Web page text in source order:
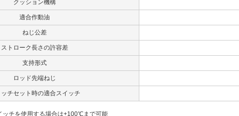
クッション機構
適合作動油
ねじ公差
ストローク長さの許容差
支持形式
ロッド先端ねじ
チセット時の適合スイッチ
ッチを使用する場合は+100℃まで可能